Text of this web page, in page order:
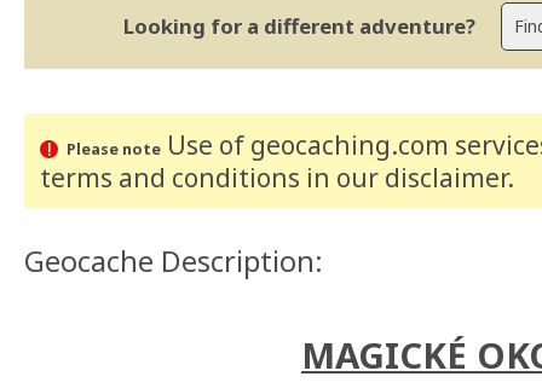
Looking for a different adventure?
Please noteUse of geocaching.com
terms and conditions in our disclaimer.
Geocache Description:
MAGICKÉ